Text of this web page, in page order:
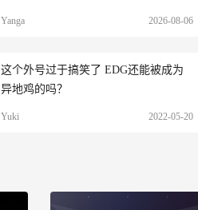
Yanga 2026-08-06
这个外号过于搞笑了 EDG还能被成为
异地鸡的吗？
Yuki 2022-05-20